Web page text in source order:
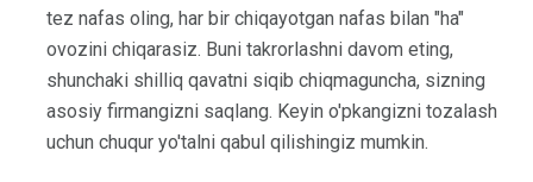
tez nafas oling, har bir chiqayotgan nafas bilan "ha"
ovozini chiqarasiz. Buni takrorlashni davom eting,
shunchaki shilliq qavatni siqib chiqmaguncha, sizning
asosiy firmangizni saqlang. Keyin o'pkangizni tozalash
uchun chuqur yo'talni qabul qilishingiz mumkin.